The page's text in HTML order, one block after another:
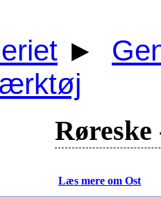
►
Røreske
Læs mere om Ost